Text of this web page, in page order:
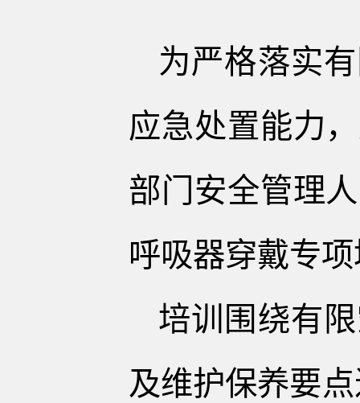
为严格落实
应急处置能力
部门安全管理
呼吸器穿戴专
培训围绕有
及维护保养要